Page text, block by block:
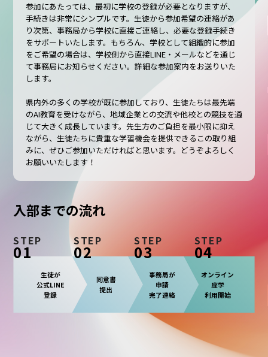
参加にあたっては、最初に学校の登録が必要となりますが、
手続きは非常にシンプルです。生徒から参加希望の連絡があ
り次第、事務局から学校に直接ご連絡し、必要な登録手続き
をサポートいたします。もちろん、学校として組織的に参加
をご希望の場合は、学校側から直接LINE・メールなどを通じ
て事務局にお知らせください。詳細な参加案内をお送りいた
します。
県内外の多くの学校が既に参加しており、生徒たちは最先端
のAI教育を受けながら、地域企業との交流や他校との競技を通
じて大きく成長しています。先生方のご負担を最小限に抑え
ながら、生徒たちに貴重な学習機会を提供できるこの取り組
みに、ぜひご参加いただければと思います。どうぞよろしく
お願いいたします！
入部までの流れ
STEP
01
STEP
02
STEP
03
STEP
04
生徒が
公式LINE
登録
同意書
提出
事務局が
申請
完了連絡
オンライン
座学
利用開始